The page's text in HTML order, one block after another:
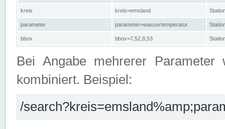
kreis kreis=emsland
parameter parameter=wassertemperatur
bbox bbox=7,52,8,53
Bei Angabe mehrerer Parameter
kombiniert. Beispiel:
/